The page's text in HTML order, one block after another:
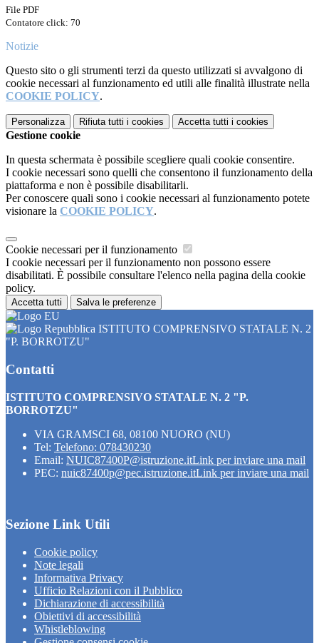
File PDF
Contatore click: 70
Notizie
Questo sito o gli strumenti terzi da questo utilizzati si avvalgono di
cookie necessari al funzionamento ed utili alle finalità illustrate nella
COOKIE POLICY.
Personalizza Rifiuta tutti i cookies Accetta tutti i cookies
Gestione cookie
In questa schermata è possibile scegliere quali cookie consentire.
I cookie necessari sono quelli che consentono il funzionamento della
piattaforma e non è possibile disabilitarli.
Per conoscere quali sono i cookie necessari al funzionamento potete
visionare la COOKIE POLICY.
Cookie necessari per il funzionamento
I cookie necessari per il funzionamento non possono essere
disabilitati. È possibile consultare l'elenco nella pagina della cookie
policy.
Accetta tutti Salva le preferenze
ISTITUTO COMPRENSIVO STATALE N. 2
"P. BORROTZU"
Contatti
ISTITUTO COMPRENSIVO STATALE N. 2 "P.
BORROTZU"
VIA GRAMSCI 68, 08100 NUORO (NU)
Tel: Telefono: 078430230
Email: NUIC87400P@istruzione.itLink per inviare una mail
PEC: nuic87400p@pec.istruzione.itLink per inviare una mail
Sezione Link Utili
Cookie policy
Note legali
Informativa Privacy
Ufficio Relazioni con il Pubblico
Dichiarazione di accessibilità
Obiettivi di accessibilità
Whistleblowing